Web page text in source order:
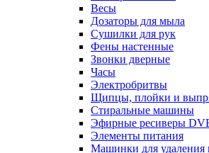
Весы
Дозаторы для мыла
Сушилки для рук
Фены настенные
Звонки дверные
Часы
Электробритвы
Щипцы, плойки и
Стиральные машины
Эфирные ресиверы
Элементы питания
Машинки для удаления